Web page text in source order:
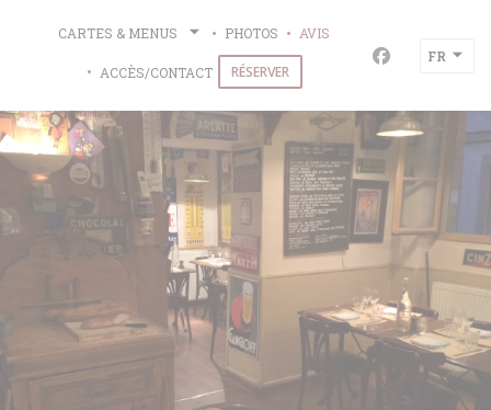
CARTES & MENUS PHOTOS AVIS
ACCÈS/CONTACT RÉSERVER Facebook
FR